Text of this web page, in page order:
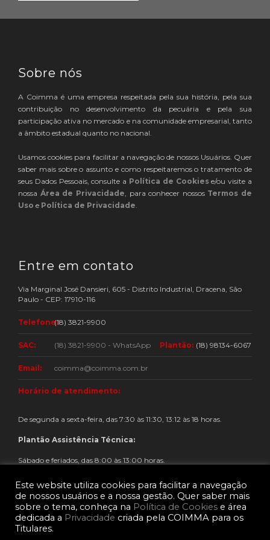
Sobre nós
A Coimma é uma empresa respeitada pela sua história, pela sua
contribuição no desenvolvimento da pecuária e pela sua
participação ativa no mercado e na comunidade empresarial, tanto
a âmbito estadual quanto no nacional.
Usamos cookies para facilitar a navegação de nossos Usuários. Quer
saber mais sobre o assunto e como respeitaremos o tratamento de
seus Dados Pessoais, consulte a Política de Cookies e/ou visite a
nossa Área de Privacidade , para conhecer nossos Termos de
Uso e Política de Privacidade
Entre em contato
Via Marginal José Dansieri, 605 - Distrito Industrial, Dracena, São
Paulo - CEP: 17910-116
Telefone:(18) 3821-9900
SAC: (18) 3821-9900 - WhatsApp Plantão: (18) 98134-6067
Email: coimma@coimma.com.br
Horário de atendimento:
De segunda a sexta-feira, das 7:30 às 11:30, 13:12 às 18 horas.
Plantão Assistência Técnica:
Sábado e feriados, das 8:00 às 13:00 horas.
Este website utiliza cookies para facilitar a navegação
de nossos usuários e a nossa gestão. Quer saber mais
sobre o tema, conheça na Política de Cookies e área
dedicada a Privacidade criada pela COIMMA para os
Titulares.